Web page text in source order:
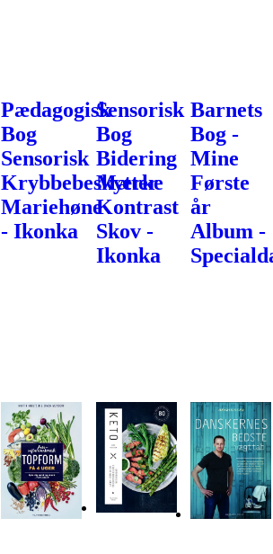
Pædagogisk
Bog
Sensorisk
Krybbebeskytter
Mariehøne
- Ikonka
Sensorisk
Bog
Bidering
Mærke
Kontrast
Skov -
Ikonka
Barnets
Bog -
Mine
Første
år
Album -